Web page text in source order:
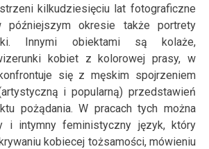
kilkudziesięciu lat fotograficzne
późniejszym okresie także portrety
Innymi obiektami są kolaże,
kobiet z kolorowej prasy, w
się z męskim spojrzeniem
i popularną) przedstawień
pożądania. W pracach tych można
i intymny feministyczny język, który
kobiecej tożsamości, mówieniu